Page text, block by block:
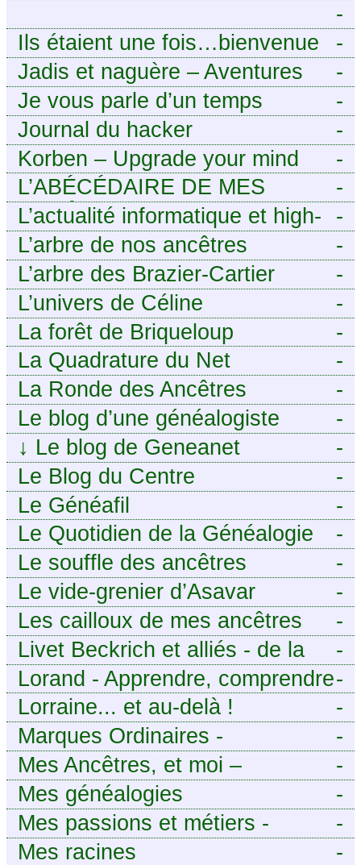
-
https://
-
Ils étaient une fois…bienvenue
chez mes ancêtres. – Une
histoire tourangelle, mais pas
seulement.
-
Jadis et naguère – Aventures
généalogiques de l’Atlantique
aux contreforts des Alpes
-
Je vous parle d’un temps
-
Journal du hacker
-
Korben – Upgrade your mind
-
L’ABÉCÉDAIRE DE MES
ANCÊTRES – Tout ce que
j’aurais aimé savoir sur ma
famille mais n’ai jamais osé
demander
-
L’actualité informatique et high-
tech pour décideurs IT.
-
L’arbre de nos ancêtres
-
L’arbre des Brazier-Cartier
-
L’univers de Céline
-
La forêt de Briqueloup
-
La Quadrature du Net
-
La Ronde des Ancêtres
-
Le blog d’une généalogiste
-
↓ Le blog de Geneanet
-
Le Blog du Centre
Généalogique de Touraine -
-
Le Généafil
-
Le Quotidien de la Généalogie
-
Le souffle des ancêtres
-
Le vide-grenier d’Asavar
-
Les cailloux de mes ancêtres
-
Livet Beckrich et alliés - de la
généalogie à l’écriture.
-
Lorand - Apprendre, comprendre
et transmettre pour exister.
(Descartes)
-
Lorraine... et au-delà !
-
Marques Ordinaires -
Généalogie de Moselle et
d’ailleurs
-
Mes Ancêtres, et moi –
Découvrez mes aïeux en Ille-et-
Vilaine et ailleurs
-
Mes généalogies
-
Mes passions et métiers -
Généalogie et Tir à l’Arc
-
Mes racines